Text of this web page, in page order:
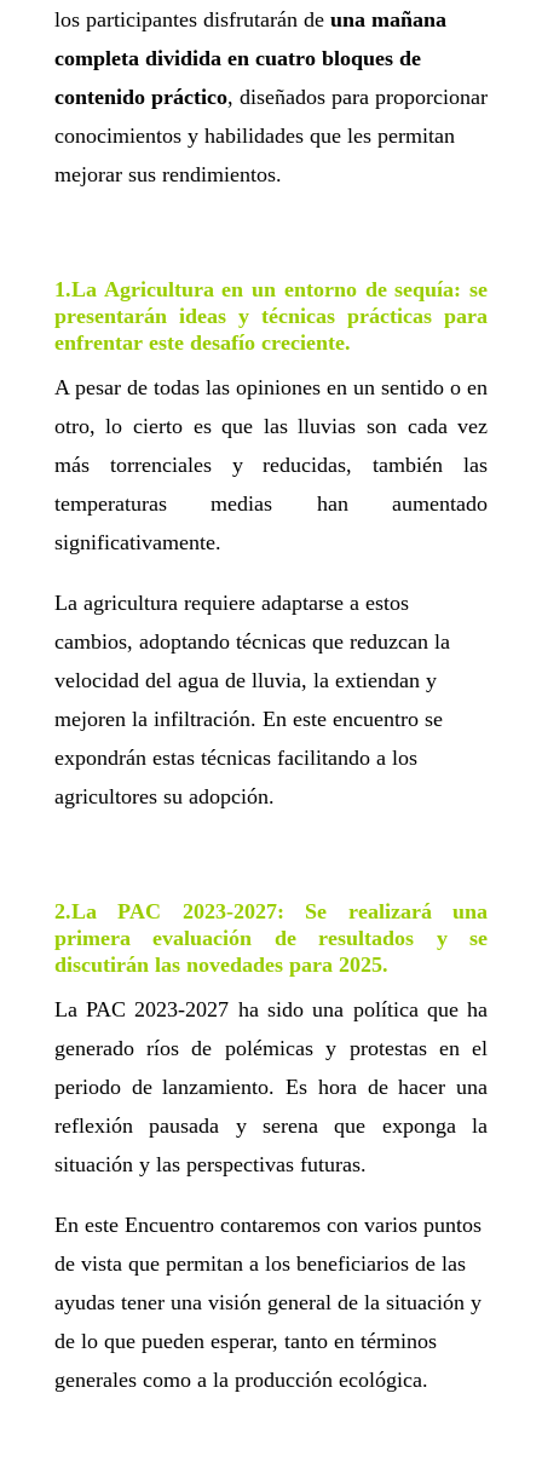
los participantes disfrutarán de una mañana
completa dividida en cuatro bloques de
contenido práctico, diseñados para proporcionar
conocimientos y habilidades que les permitan
mejorar sus rendimientos.
1.La Agricultura en un entorno de sequía:se
presentarán ideas y técnicas prácticas para
enfrentar este desafío creciente.
A pesar de todas las opiniones en un sentido o en
otro, lo cierto es que las lluvias son cada vez
más torrenciales y reducidas, también las
temperaturas medias han aumentado
significativamente.
La agricultura requiere adaptarse a estos
cambios, adoptando técnicas que reduzcan la
velocidad del agua de lluvia, la extiendan y
mejoren la infiltración. En este encuentro se
expondrán estas técnicas facilitando a los
agricultores su adopción.
2.La PAC 2023-2027: Se realizará una
primera evaluación de resultados y se
discutirán las novedades para 2025.
La PAC 2023-2027 ha sido una política que ha
generado ríos de polémicas y protestas en el
periodo de lanzamiento. Es hora de hacer una
reflexión pausada y serena que exponga la
situación y las perspectivas futuras.
En este Encuentro contaremos con varios puntos
de vista que permitan a los beneficiarios de las
ayudas tener una visión general de la situación y
de lo que pueden esperar, tanto en términos
generales como a la producción ecológica.